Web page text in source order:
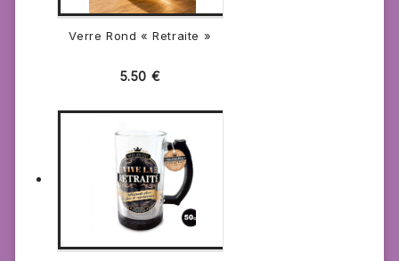
Verre Rond « Retraite »
5.50 €